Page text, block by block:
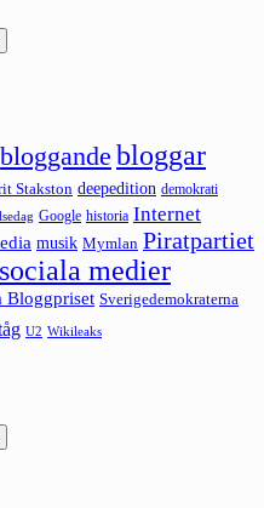
bloggande bloggar
Stakston deepedition demokrati
Google historia Internet
musik Mymlan Piratpartiet
sociala medier
Bloggpriset Sverigedemokraterna
U2 Wikileaks